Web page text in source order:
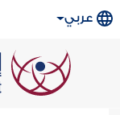
عربي